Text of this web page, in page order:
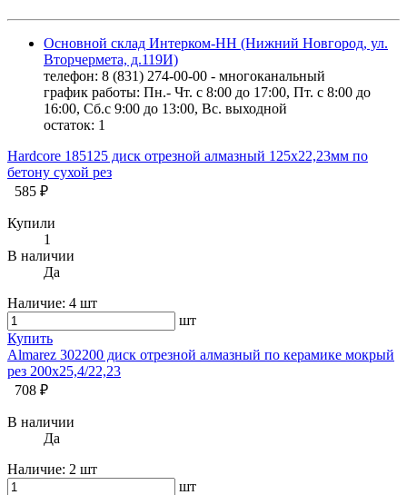
Основной склад Интерком-НН (Нижний Новгород, ул.
Вторчермета, д.119И)
телефон: 8 (831) 274-00-00 - многоканальный
график работы: Пн.- Чт. с 8:00 до 17:00, Пт. с 8:00 до
16:00, Сб.с 9:00 до 13:00, Вс. выходной
остаток: 1
Hardcore 185125 диск отрезной алмазный 125х22,23мм по
бетону сухой рез
585 ₽
Купили
1
В наличии
Да
Наличие: 4 шт
шт
Купить
Almarez 302200 диск отрезной алмазный по керамике мокрый
рез 200х25,4/22,23
708 ₽
В наличии
Да
Наличие: 2 шт
шт